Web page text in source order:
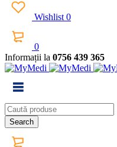
Wishlist 0
0
Informații la 0756 439 365